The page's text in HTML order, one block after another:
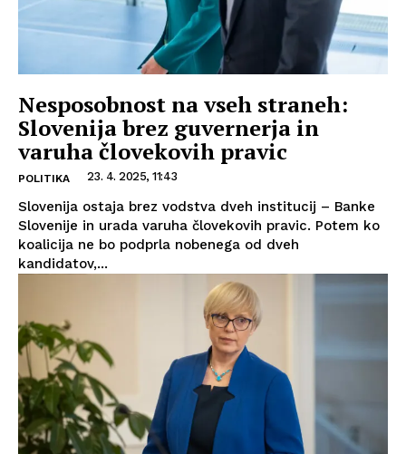
Nesposobnost na vseh straneh:
Slovenija brez guvernerja in
varuha človekovih pravic
POLITIKA 23. 4. 2025, 11:43
Slovenija ostaja brez vodstva dveh institucij – Banke
Slovenije in urada varuha človekovih pravic. Potem ko
koalicija ne bo podprla nobenega od dveh
kandidatov,...